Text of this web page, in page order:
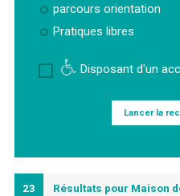
parcours orientation
Pratiques libres
Disposant d'un
Lancer la
23 Résultats pour Maison